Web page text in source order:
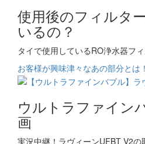
使用後のフィルタ
いるの？
タイで使用しているRO浄水器フ
お客様が興味津々なあの部分とは
ウルトラファイン
画
実況中継！ラヴィーンUFBT V2の